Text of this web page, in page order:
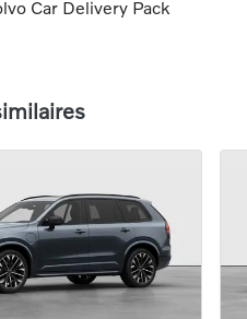
Car Delivery Pack